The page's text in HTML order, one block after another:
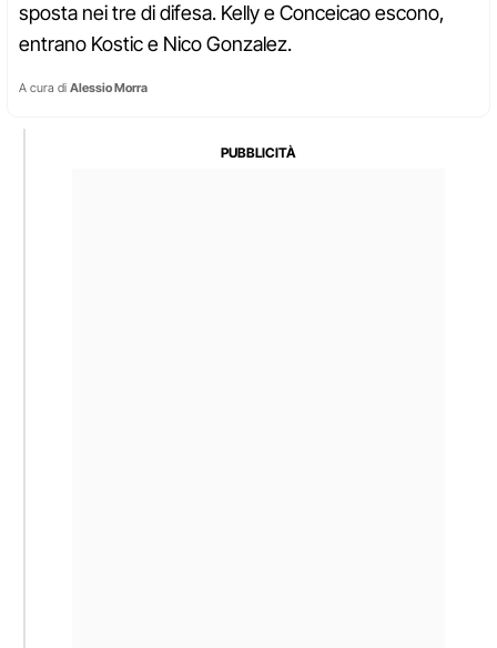
sposta nei tre di difesa. Kelly e Conceicao escono,
entrano Kostic e Nico Gonzalez.
A cura di Alessio Morra